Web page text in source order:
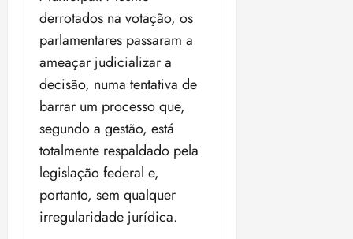
derrotados na votação, os
parlamentares passaram a
ameaçar judicializar a
decisão, numa tentativa de
barrar um processo que,
segundo a gestão, está
totalmente respaldado pela
legislação federal e,
portanto, sem qualquer
irregularidade jurídica.